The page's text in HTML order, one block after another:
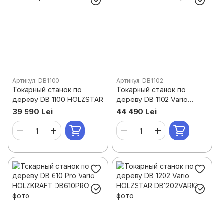
Артикул: DB1100
Токарный станок по
дереву DB 1100 HOLZSTAR
39 990 Lei
Артикул: DB1102
Токарный станок по
дереву DB 1102 Vario
HOLZSTAR
44 490 Lei